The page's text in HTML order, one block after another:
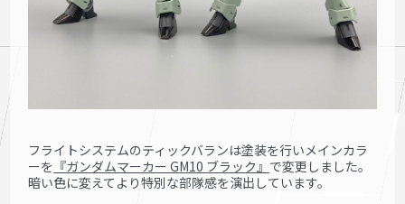
フライトシステムのティックバランは塗装を行いメインカラ
ーを 『ガンダムマーカー GM10 ブラック』 で変更しました。
暗い色に変えてより特別な部隊感を演出しています。